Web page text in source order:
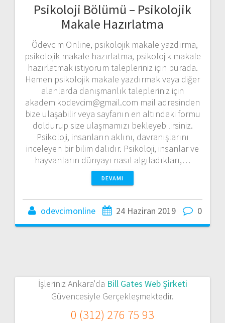
Psikoloji Bölümü – Psikolojik
Makale Hazırlatma
Ödevcim Online, psikolojik makale yazdırma,
psikolojik makale hazırlatma, psikolojik makale
hazırlatmak istiyorum talepleriniz için burada.
Hemen psikolojik makale yazdırmak veya diğer
alanlarda danışmanlık talepleriniz için
akademikodevcim@gmail.com mail adresinden
bize ulaşabilir veya sayfanın en altındaki formu
doldurup size ulaşmamızı bekleyebilirsiniz.
Psikoloji, insanların aklını, davranışlarını
inceleyen bir bilim dalıdır. Psikoloji, insanlar ve
hayvanların dünyayı nasıl algıladıkları,…
DEVAMI
odevcimonline 24 Haziran 2019 0
İşleriniz Ankara'da Bill Gates Web Şirketi
Güvencesiyle Gerçekleşmektedir.
0 (312) 276 75 93